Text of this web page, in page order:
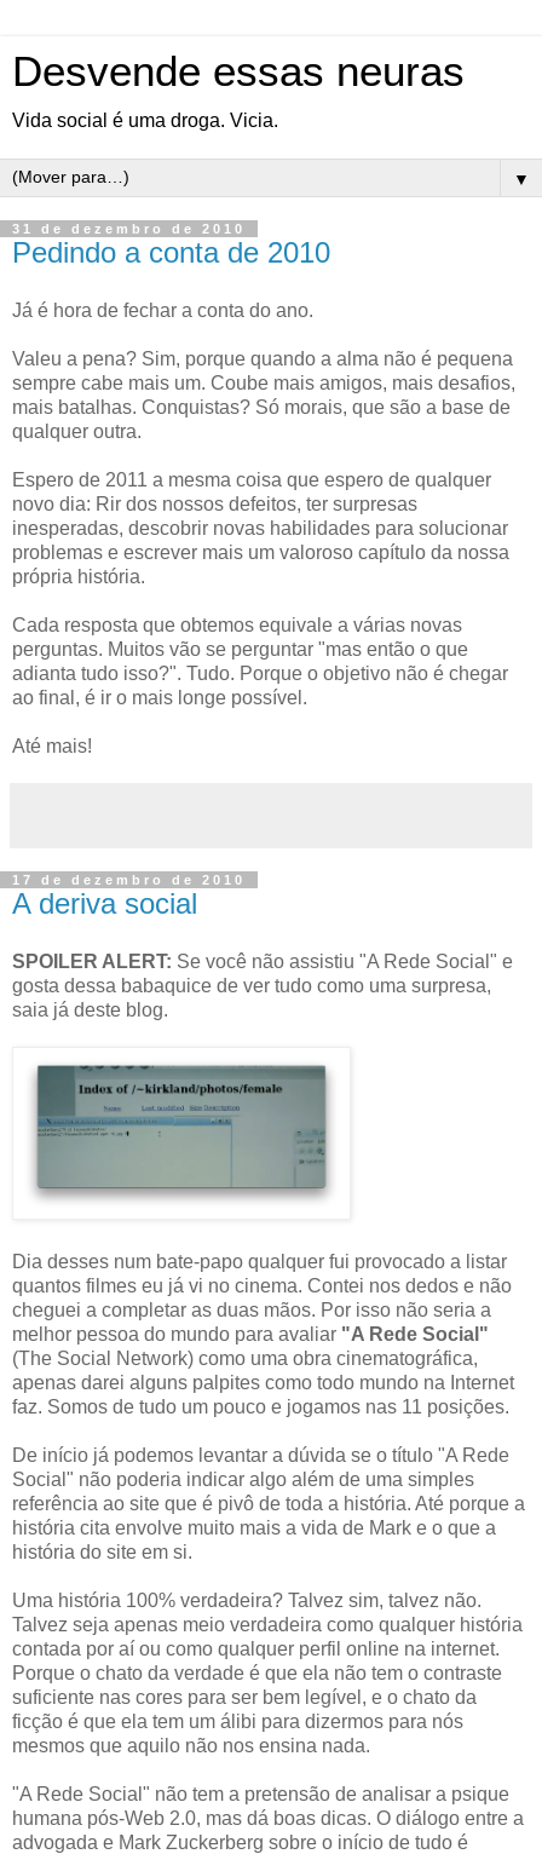
Desvende essas neuras
Vida social é uma droga. Vicia.
▼
31 de dezembro de 2010
Pedindo a conta de 2010
Já é hora de fechar a conta do ano.
Valeu a pena? Sim, porque quando a alma não é pequena
sempre cabe mais um. Coube mais amigos, mais desafios,
mais batalhas. Conquistas? Só morais, que são a base de
qualquer outra.
Espero de 2011 a mesma coisa que espero de qualquer
novo dia: Rir dos nossos defeitos, ter surpresas
inesperadas, descobrir novas habilidades para solucionar
problemas e escrever mais um valoroso capítulo da nossa
própria história.
Cada resposta que obtemos equivale a várias novas
perguntas. Muitos vão se perguntar "mas então o que
adianta tudo isso?". Tudo. Porque o objetivo não é chegar
ao final, é ir o mais longe possível.
Até mais!
17 de dezembro de 2010
A deriva social
SPOILER ALERT: Se você não assistiu "A Rede Social" e
gosta dessa babaquice de ver tudo como uma surpresa,
saia já deste blog.
Dia desses num bate-papo qualquer fui provocado a listar
quantos filmes eu já vi no cinema. Contei nos dedos e não
cheguei a completar as duas mãos. Por isso não seria a
melhor pessoa do mundo para avaliar "A Rede Social"
(The Social Network) como uma obra cinematográfica,
apenas darei alguns palpites como todo mundo na Internet
faz. Somos de tudo um pouco e jogamos nas 11 posições.
De início já podemos levantar a dúvida se o título "A Rede
Social" não poderia indicar algo além de uma simples
referência ao site que é pivô de toda a história. Até porque a
história cita envolve muito mais a vida de Mark e o que a
história do site em si.
Uma história 100% verdadeira? Talvez sim, talvez não.
Talvez seja apenas meio verdadeira como qualquer história
contada por aí ou como qualquer perfil online na internet.
Porque o chato da verdade é que ela não tem o contraste
suficiente nas cores para ser bem legível, e o chato da
ficção é que ela tem um álibi para dizermos para nós
mesmos que aquilo não nos ensina nada.
"A Rede Social" não tem a pretensão de analisar a psique
humana pós-Web 2.0, mas dá boas dicas. O diálogo entre a
advogada e Mark Zuckerberg sobre o início de tudo é